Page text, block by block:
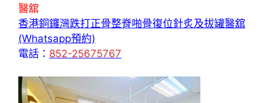
醫舘
香港銅鑼灣跌打正骨整脊啪骨復位針炙及拔罐醫舘
(Whatsapp預約)
電話： 852-25675767